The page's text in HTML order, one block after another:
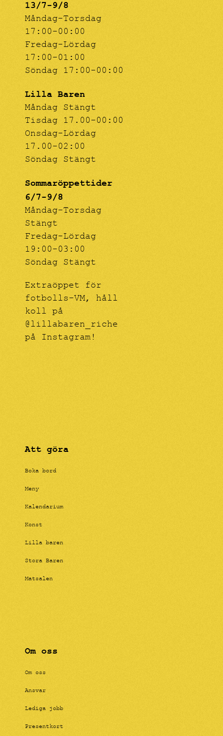
13/7-9/8
Måndag-Torsdag
17:00-00:00
Fredag-Lördag
17:00-01:00
Söndag 17:00-00:00
Lilla Baren
Måndag Stängt
Tisdag 17.00-00:00
Onsdag-Lördag
17.00-02:00
Söndag Stängt
Sommaröppettider
6/7-9/8
Måndag-Torsdag
Stängt
Fredag-Lördag
19:00-03:00
Söndag Stängt
Extraöppet för
fotbolls-VM, håll
koll på
@lillabaren_riche
på Instagram!
Att göra
Boka bord
Meny
Kalendarium
Konst
Lilla baren
Stora Baren
Matsalen
Om oss
Om oss
Ansvar
Lediga jobb
Presentkort